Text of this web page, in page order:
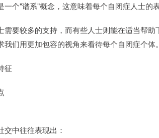
一个"谱系"概念，这意味着每个自闭症人士的
需要较多的支持，而有些人士则能在适当帮助
我们用更加包容的视角来看待每个自闭症个体。
征
交中往往表现出：